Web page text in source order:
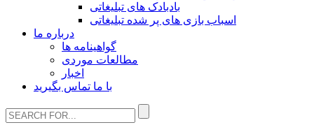
بادبادک های تبلیغاتی
اسباب بازی های پر شده تبلیغاتی
درباره ما
گواهینامه ها
مطالعات موردی
اخبار
با ما تماس بگیرید